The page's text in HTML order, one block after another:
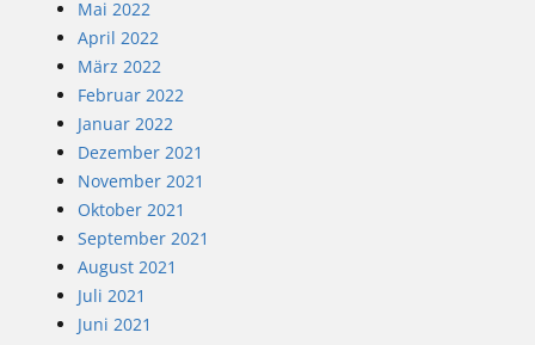
Mai 2022
April 2022
März 2022
Februar 2022
Januar 2022
Dezember 2021
November 2021
Oktober 2021
September 2021
August 2021
Juli 2021
Juni 2021